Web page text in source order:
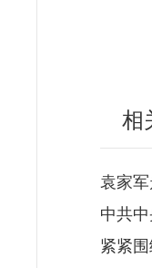
相
袁家
中共
紧紧